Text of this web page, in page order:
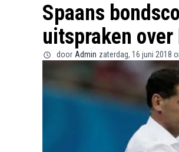
Spaans
uitspraken over
door Admin zaterdag, 16 juni 2018